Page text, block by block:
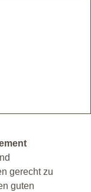
gerecht zu
guten